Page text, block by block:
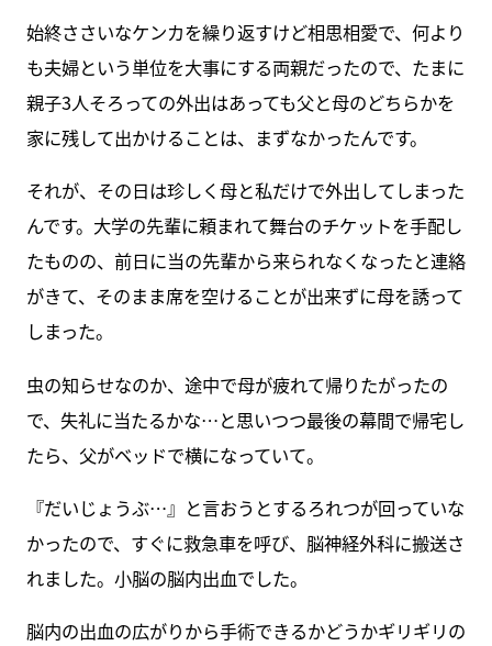
始終ささいなケンカを繰り返すけど相思相愛で、何より
も夫婦という単位を大事にする両親だったので、たまに
親子3人そろっての外出はあっても父と母のどちらかを
家に残して出かけることは、まずなかったんです。
それが、その日は珍しく母と私だけで外出してしまった
んです。大学の先輩に頼まれて舞台のチケットを手配し
たものの、前日に当の先輩から来られなくなったと連絡
がきて、そのまま席を空けることが出来ずに母を誘って
しまった。
虫の知らせなのか、途中で母が疲れて帰りたがったの
で、失礼に当たるかな…と思いつつ最後の幕間で帰宅し
たら、父がベッドで横になっていて。
『だいじょうぶ…』と言おうとするろれつが回っていな
かったので、すぐに救急車を呼び、脳神経外科に搬送さ
れました。小脳の脳内出血でした。
脳内の出血の広がりから手術できるかどうかギリギリの